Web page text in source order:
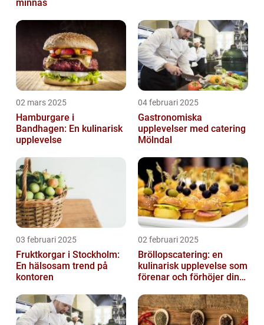
minnas
02 mars 2025
Hamburgare i
Bandhagen: En kulinarisk
upplevelse
04 februari 2025
Gastronomiska
upplevelser med catering
Mölndal
03 februari 2025
Fruktkorgar i Stockholm:
En hälsosam trend på
kontoren
02 februari 2025
Bröllopscatering: en
kulinarisk upplevelse som
förenar och förhöjer din